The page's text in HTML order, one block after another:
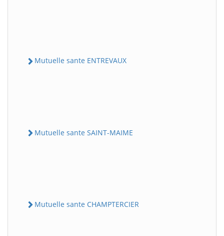
Mutuelle sante ENTREVAUX
Mutuelle sante SAINT-MAIME
Mutuelle sante CHAMPTERCIER